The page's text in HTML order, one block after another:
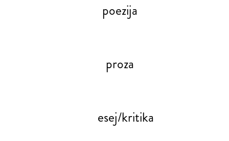
poezija
proza
esej/kritika